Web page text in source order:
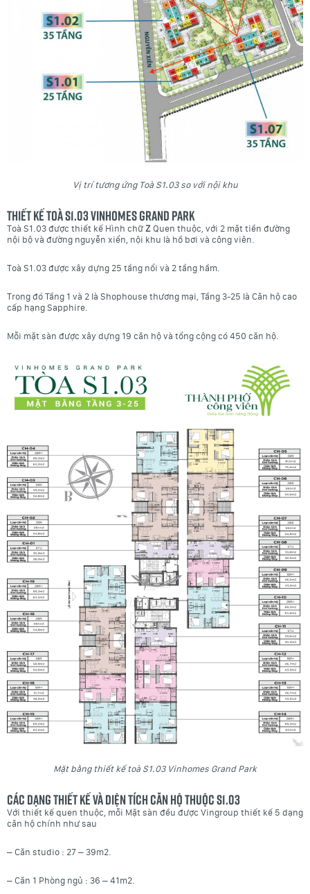
Vị trí tương ứng Toà S1.03 so với nội khu
Thiết kế Toà S1.03 Vinhomes Grand Park
Toà S1.03 được thiết kế Hình chữ Z Quen thuộc, với 2 mặt tiền đường
nội bộ và đường nguyễn xiển, nội khu là hồ bơi và công viên.
Toà S1.03 được xây dựng 25 tầng nổi và 2 tầng hầm.
Trong đó Tầng 1 và 2 là Shophouse thương mại, Tầng 3-25 là Căn hộ cao
cấp hạng Sapphire.
Mỗi mặt sàn được xây dựng 19 căn hộ và tổng cộng có 450 căn hộ.
Mặt bằng thiết kế toà S1.03 Vinhomes Grand Park
Các dạng thiết kế và diện tích căn hộ thuộc S1.03
Với thiết kế quen thuộc, mỗi Mặt sàn đều được Vingroup thiết kế 5 dạng
căn hộ chính như sau
– Căn studio : 27 – 39m2.
– Căn 1 Phòng ngủ : 36 – 41m2.